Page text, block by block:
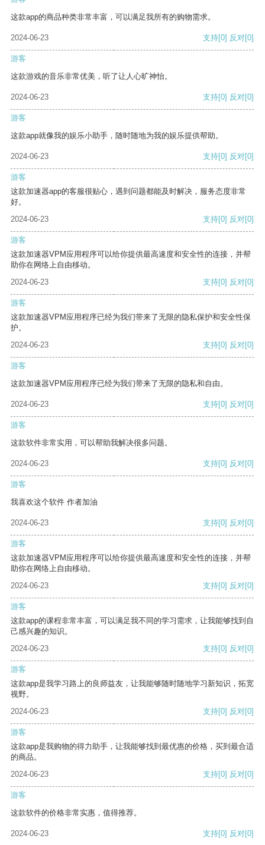
这款app的商品种类非常丰富，可以满足我所有的购物需求。
2024-06-23 支持[0] 反对[0]
游客
这款游戏的音乐非常优美，听了让人心旷神怡。
2024-06-23 支持[0] 反对[0]
游客
这款app就像我的娱乐小助手，随时随地为我的娱乐提供帮助。
2024-06-23 支持[0] 反对[0]
游客
这款加速器app的客服很贴心，遇到问题都能及时解决，服务态度非常
好。
2024-06-23
支持[0] 反对[0]
游客
这款加速器VPM应用程序可以给你提供最高速度和安全性的连接，并帮
助你在网络上自由移动。
2024-06-23
支持[0] 反对[0]
游客
这款加速器VPM应用程序已经为我们带来了无限的隐私保护和安全性保
护。
2024-06-23
支持[0] 反对[0]
游客
这款加速器VPM应用程序已经为我们带来了无限的隐私和自由。
2024-06-23 支持[0] 反对[0]
游客
这款软件非常实用，可以帮助我解决很多问题。
2024-06-23 支持[0] 反对[0]
游客
我喜欢这个软件 作者加油
2024-06-23 支持[0] 反对[0]
游客
这款加速器VPM应用程序可以给你提供最高速度和安全性的连接，并帮
助你在网络上自由移动。
2024-06-23
支持[0] 反对[0]
游客
这款app的课程非常丰富，可以满足我不同的学习需求，让我能够找到自
己感兴趣的知识。
2024-06-23
支持[0] 反对[0]
游客
这款app是我学习路上的良师益友，让我能够随时随地学习新知识，拓宽
视野。
2024-06-23
支持[0] 反对[0]
游客
这款app是我购物的得力助手，让我能够找到最优惠的价格，买到最合适
的商品。
2024-06-23
支持[0] 反对[0]
游客
这款软件的价格非常实惠，值得推荐。
2024-06-23 支持[0] 反对[0]